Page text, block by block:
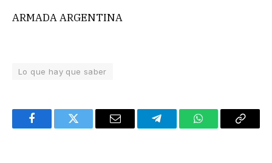
ARMADA ARGENTINA
Lo que hay que saber
FacebookTwitter Email TelegramWhatsAppCopy